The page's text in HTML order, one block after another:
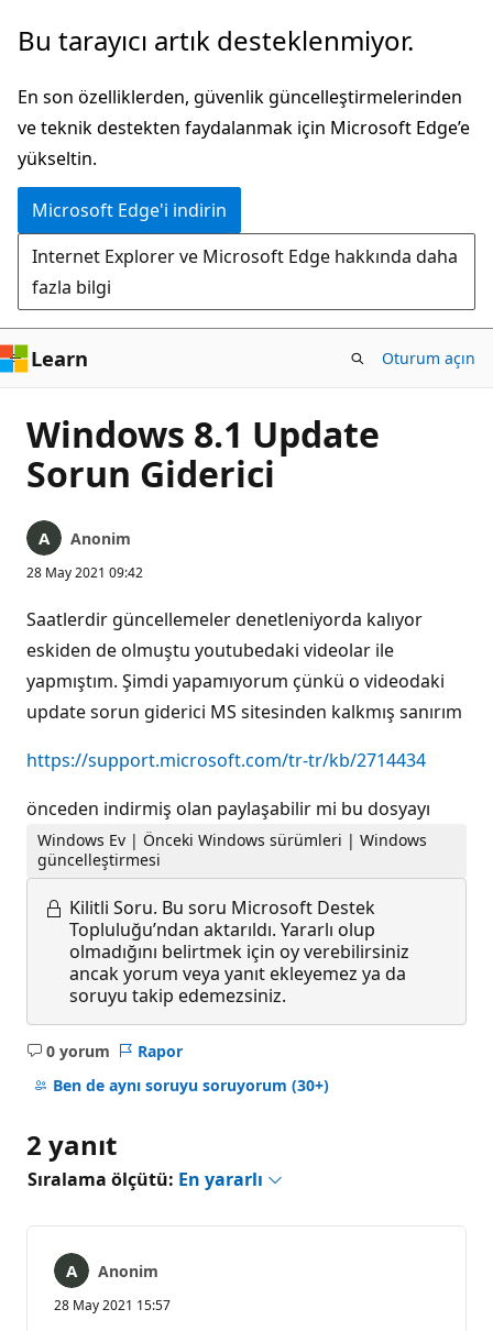
Ana
atla
Bu tarayıcı artık desteklenmiyor.
En son özelliklerden, güvenlik güncelleştirmelerinden
ve teknik destekten faydalanmak için Microsoft Edge’e
yükseltin.
Microsoft Edge'i indirin
Internet Explorer ve Microsoft Edge hakkında daha
fazla bilgi
Learn Oturum açın
Windows 8.1 Update
Sorun Giderici
Anonim
28 May 2021 09:42
Saatlerdir güncellemeler denetleniyorda kalıyor
eskiden de olmuştu youtubedaki videolar ile
yapmıştım. Şimdi yapamıyorum çünkü o videodaki
update sorun giderici MS sitesinden kalkmış sanırım
https://support.microsoft.com/tr-tr/kb/2714434
önceden indirmiş olan paylaşabilir mi bu dosyayı
Windows Ev | Önceki Windows sürümleri | Windows
güncelleştirmesi
Kilitli Soru. Bu soru Microsoft Destek
Topluluğu’ndan aktarıldı. Yararlı olup
olmadığını belirtmek için oy verebilirsiniz
ancak yorum veya yanıt ekleyemez ya da
soruyu takip edemezsiniz.
0 yorum
Açıklama
yok
Rapor
Ben de aynı soruyu soruyorum (30+)
2 yanıt
Sıralama ölçütü: En yararlı
Anonim
28 May 2021 15:57